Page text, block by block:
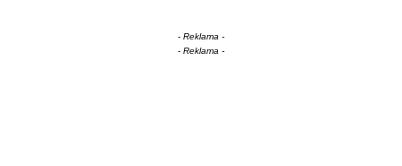
- Reklama -
- Reklama -